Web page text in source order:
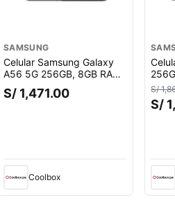
SAMSUNG
Celular Samsung Galaxy
A56 5G 256GB, 8GB RAM,
cámara 50MP y frontal
12MP, pantalla 6.7"", chip
S/ 1,471.00
Coolbox
blue
S/
S/